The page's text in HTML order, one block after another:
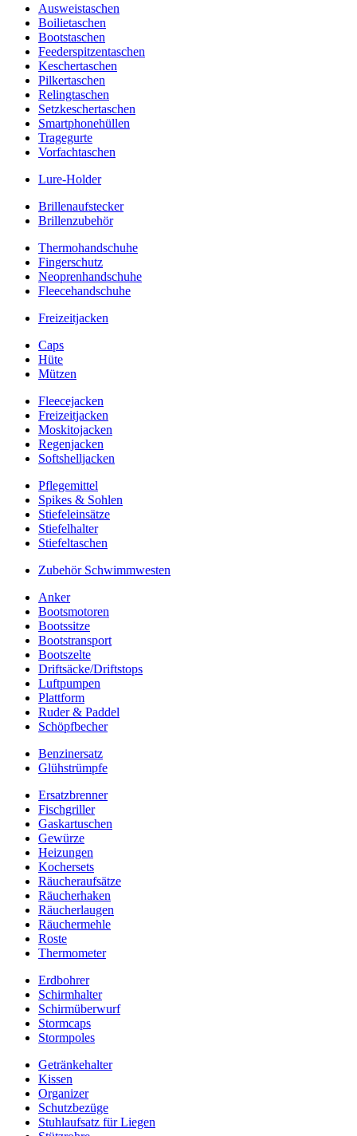
Ausweistaschen
Boilietaschen
Bootstaschen
Feederspitzentaschen
Keschertaschen
Pilkertaschen
Relingtaschen
Setzkeschertaschen
Smartphonehüllen
Tragegurte
Vorfachtaschen
Lure-Holder
Brillenaufstecker
Brillenzubehör
Thermohandschuhe
Fingerschutz
Neoprenhandschuhe
Fleecehandschuhe
Freizeitjacken
Caps
Hüte
Mützen
Fleecejacken
Freizeitjacken
Moskitojacken
Regenjacken
Softshelljacken
Pflegemittel
Spikes & Sohlen
Stiefeleinsätze
Stiefelhalter
Stiefeltaschen
Zubehör Schwimmwesten
Anker
Bootsmotoren
Bootssitze
Bootstransport
Bootszelte
Driftsäcke/Driftstops
Luftpumpen
Plattform
Ruder & Paddel
Schöpfbecher
Benzinersatz
Glühstrümpfe
Ersatzbrenner
Fischgriller
Gaskartuschen
Gewürze
Heizungen
Kochersets
Räucheraufsätze
Räucherhaken
Räucherlaugen
Räuchermehle
Roste
Thermometer
Erdbohrer
Schirmhalter
Schirmüberwurf
Stormcaps
Stormpoles
Getränkehalter
Kissen
Organizer
Schutzbezüge
Stuhlaufsatz für Liegen